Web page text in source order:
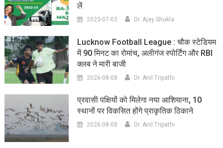
लें
2023-07-03 Dr. Ajay Shukla
Lucknow Football League : चौक स्टेडियम
में 90 मिनट का रोमांच, अलीगंज स्पोर्टिंग और RBI
क्लब ने मारी बाजी
2026-08-08 Dr. Anil Tripathi
प्रवासी पक्षियों को मिलेगा नया आशियाना, 10
स्थानों पर विकसित होंगे प्राकृतिक ठिकाने
2026-08-08 Dr. Anil Tripathi